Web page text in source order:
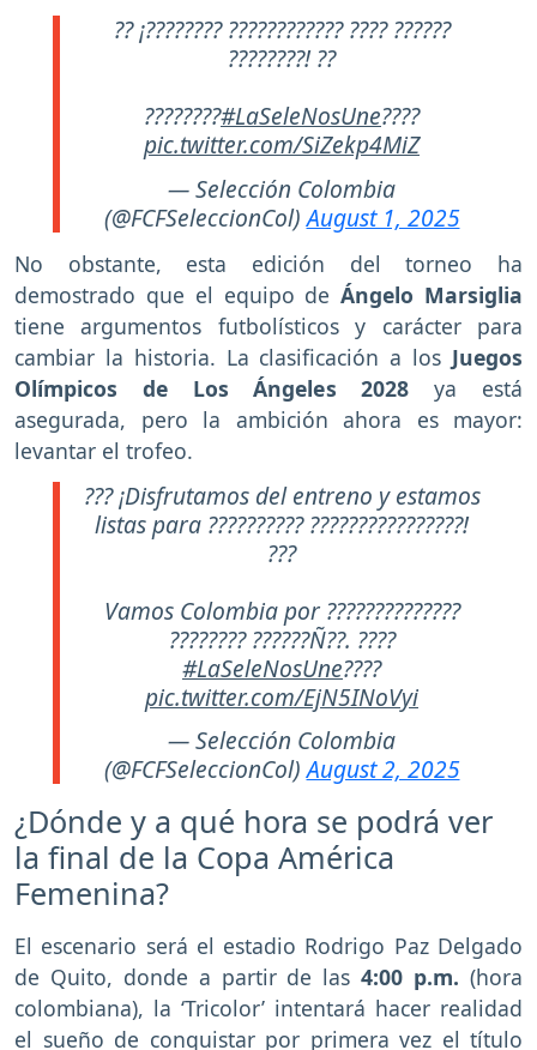
?? ¡???????? ???????????? ???? ??????
????????! ??
????????#LaSeleNosUne????
pic.twitter.com/SiZekp4MiZ
— Selección Colombia
(@FCFSeleccionCol)August 1, 2025
No obstante, esta edición del torneo ha
demostrado que el equipo de Ángelo Marsiglia
tiene argumentos futbolísticos y carácter para
cambiar la historia. La clasificación a los Juegos
Olímpicos de Los Ángeles 2028ya está
asegurada, pero la ambición ahora es mayor:
levantar el trofeo.
??? ¡Disfrutamos del entreno y estamos
listas para ?????????? ????????????????!
???
Vamos Colombia por ??????????????
???????? ??????Ñ??. ????
#LaSeleNosUne????
pic.twitter.com/EjN5INoVyi
— Selección Colombia
(@FCFSeleccionCol)August 2, 2025
¿Dónde y a qué hora se podrá ver
la final de la Copa América
Femenina?
El escenario será el estadio Rodrigo Paz Delgado
de Quito, donde a partir de las 4:00 p.m. (hora
colombiana), la ‘Tricolor’ intentará hacer realidad
el sueño de conquistar por primera vez el título